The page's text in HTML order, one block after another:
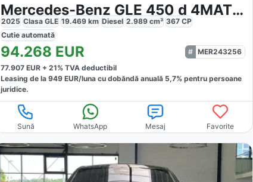
Mercedes-Benz GLE 450 d 4MATIC AMG
2025 Clasa GLE 19.469km Diesel 2.989cm³ 367CP
Cutie automată
94.268 EUR
MER243256
77.907EUR + 21% TVA deductibil
Leasing de la 949EUR/lunacu dobăndă anuală 5,7% pentru persoane
juridice.
Sună WhatsApp Mesaj Favorite